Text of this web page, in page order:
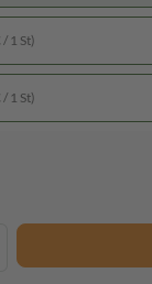
1 St)
1 St)